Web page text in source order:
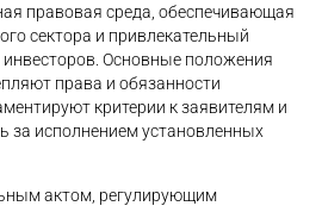
правовая среда, обеспечивающая
сектора и привлекательный
Основные положения
права и обязанности
критерии к заявителям и
за исполнением установленных
актом, регулирующим